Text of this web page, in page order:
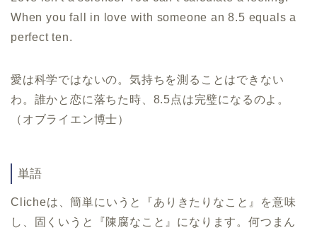
When you fall in love with someone an 8.5 equals a
perfect ten.
愛は科学ではないの。気持ちを測ることはできない
わ。誰かと恋に落ちた時、 8.5点は完璧になるのよ。
（オブライエン博士）
単語
Clicheは、簡単にいうと『ありきたりなこと』を意味
し、固くいうと『陳腐なこと』になります。何つまん